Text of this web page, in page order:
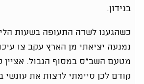
בנידון.
כשהגענו לשדה התעופה בשעות
נמנעה יציאתי מן הארץ עקב צו
מטעם השב"ס במסוף הגבול. אציין
קודם לכן סיימתי לרצות את עונשי